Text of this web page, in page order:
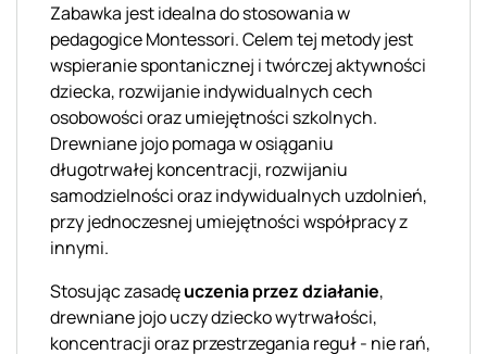
Zabawka jest idealna do stosowania w
pedagogice Montessori. Celem tej metody jest
wspieranie spontanicznej i twórczej aktywności
dziecka, rozwijanie indywidualnych cech
osobowości oraz umiejętności szkolnych.
Drewniane jojo pomaga w osiąganiu
długotrwałej koncentracji, rozwijaniu
samodzielności oraz indywidualnych uzdolnień,
przy jednoczesnej umiejętności współpracy z
innymi.
Stosując zasadęuczenia przez działanie,
drewniane jojo uczy dziecko wytrwałości,
koncentracji oraz przestrzegania reguł - nie rań,